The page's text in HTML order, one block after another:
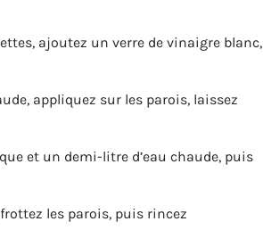
ajoutez un verre de vinaigre blanc,
appliquez sur les parois, laissez
et un demi-litre d’eau chaude, puis
les parois, puis rincez